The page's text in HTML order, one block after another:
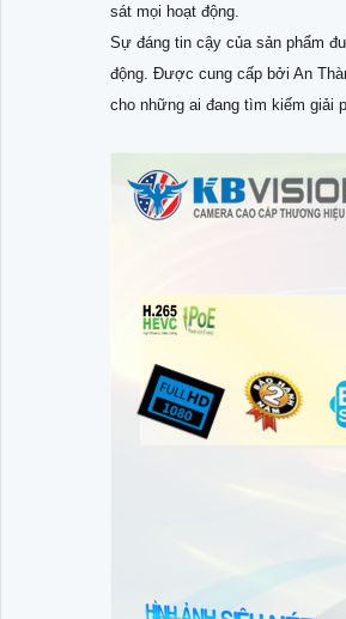
sát mọi hoạt động.
Sự đáng tin cậy của sản phẩm
động. Được cung cấp bởi An
cho những ai đang tìm kiếm giải